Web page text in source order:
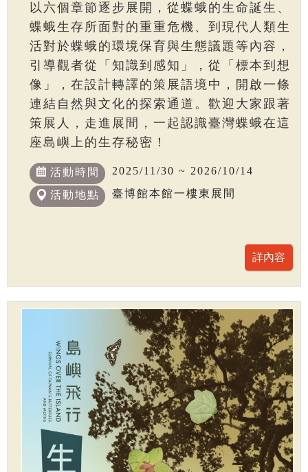
以六個章節逐步展開，從蝶蛾的生命誕生、
蝶蛾生存所面對的重重危機、到現代人類生
活對於蝶蛾的環境保育與生態議題等內容，
引導觀者從「知識到感知」，從「標本到想
像」，在設計轉譯的策展語境中，開啟一條
連結自然與文化的探索通道。歡迎大家跟著
策展人，走進展間，一起認識臺灣蝶蛾在這
座島嶼上的生存秘密！
活動時間 2025/11/30 ~ 2026/10/14
活動地點 臺博館本館一樓東展間